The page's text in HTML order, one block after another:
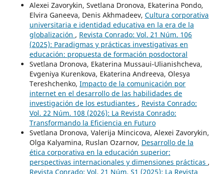
Alexei Zavorykin, Svetlana Dronova, Ekaterina Pondo,
Elvira Ganeeva, Denis Akhmadeev, Cultura corporativa
universitaria e identidad educativa en la era de la
globalización , Revista Conrado: Vol. 21 Núm. 106
(2025): Paradigmas y prácticas investigativas en
educación: propuesta de formación posdoctoral
Svetlana Dronova, Ekaterina Mussaui-Ulianishcheva,
Evgeniya Kurenkova, Ekaterina Andreeva, Olesya
Тereshchenko, Impacto de la comunicación por
internet en el desarrollo de las habilidades de
investigación de los estudiantes , Revista Conrado:
Vol. 22 Núm. 108 (2026): La Revista Conrado:
Transformando la Eficiencia en Futuro
Svetlana Dronova, Valerija Mincicova, Alexei Zavorykin,
Olga Kalyamina, Ruslan Ozarnov, Desarrollo de la
ética corporativa en la educación superior:
perspectivas internacionales y dimensiones prácticas ,
Revista Conrado: Vol. 21 Núm. S1 (2025): La Revista